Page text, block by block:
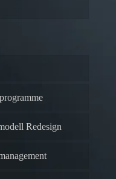
Redesign